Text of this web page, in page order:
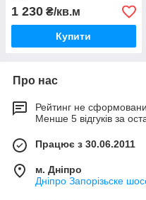
1 230 ₴/кв.м
Купити
Про нас
Рейтинг не
Менше 5 відгуків за
Працює з 30.06.2011
м. Дніпро
Дніпро Запорізьске